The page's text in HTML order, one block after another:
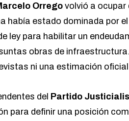
Orrego volvió a ocupar
había estado dominada por
ley para habilitar un
obras de infraestructura.
ni una estimación
del Partido
para definir una posición